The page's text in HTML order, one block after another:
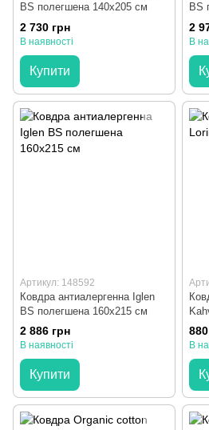
BS полегшена 140x205 см
2 730 грн
В наявності
Купити
BS
2
В
Артикул: 148592
Ковдра антиалергенна Iglen
BS полегшена 160x215 см
2 886 грн
В наявності
Купити
В